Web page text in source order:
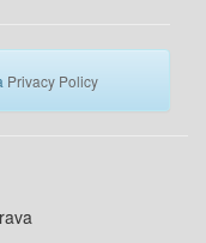
Privacy Policy